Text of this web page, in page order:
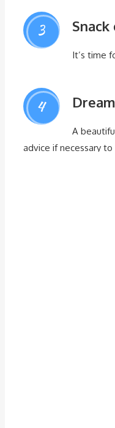
3
It’s time
4
A
advice if necessary